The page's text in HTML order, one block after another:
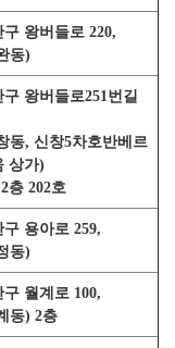
구 왕버들로 220,
동)
구 왕버들로251번길
동, 신창5차호반베르
상가)
층 202호
구 용아로 259,
동)
구 월계로 100,
동) 2층